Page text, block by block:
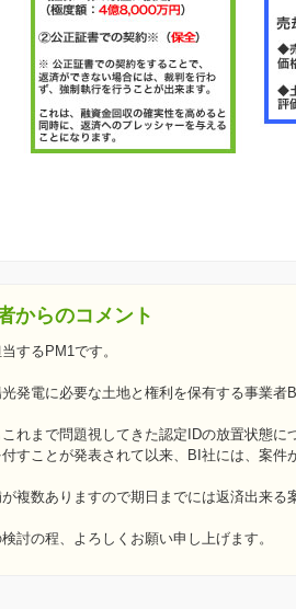
からのコメント
するPM1です。
発電に必要な土地と権利を保有する事業者
れまで問題視してきた認定IDの放置状態に
すことが発表されて以来、BI社には、案件
複数ありますので期日までには返済出来る
討の程、よろしくお願い申し上げます。